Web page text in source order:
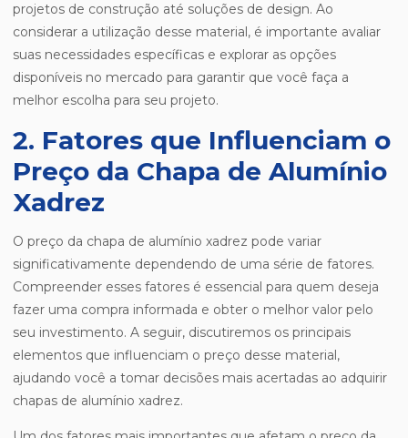
projetos de construção até soluções de design. Ao
considerar a utilização desse material, é importante avaliar
suas necessidades específicas e explorar as opções
disponíveis no mercado para garantir que você faça a
melhor escolha para seu projeto.
2. Fatores que Influenciam o
Preço da Chapa de Alumínio
Xadrez
O preço da chapa de alumínio xadrez pode variar
significativamente dependendo de uma série de fatores.
Compreender esses fatores é essencial para quem deseja
fazer uma compra informada e obter o melhor valor pelo
seu investimento. A seguir, discutiremos os principais
elementos que influenciam o preço desse material,
ajudando você a tomar decisões mais acertadas ao adquirir
chapas de alumínio xadrez.